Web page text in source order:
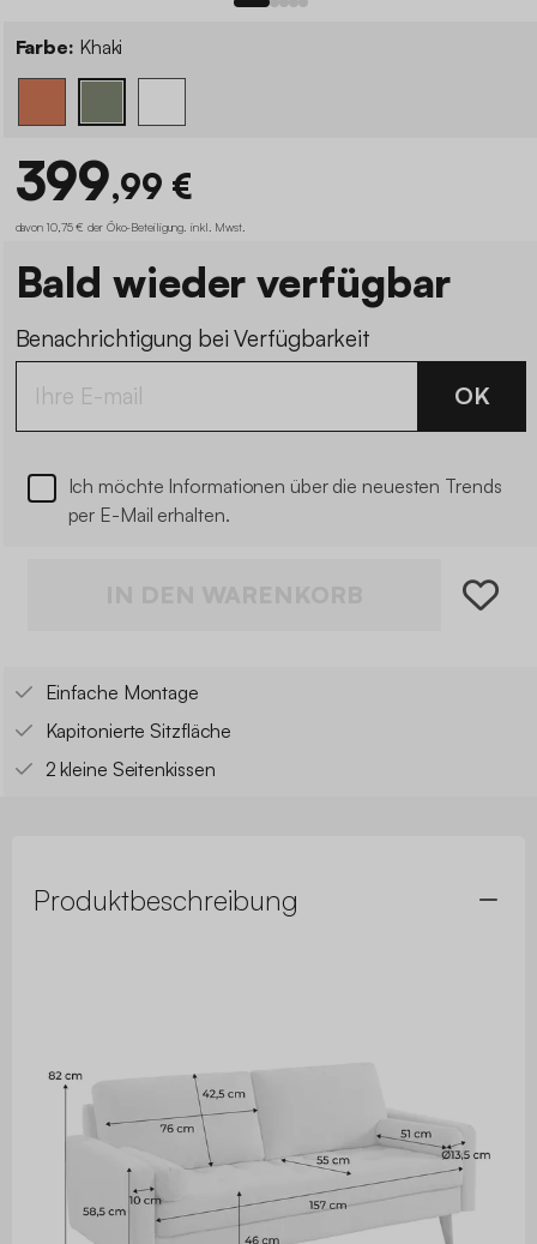
Farbe: Khaki
399,99 €
davon 10,75 € der Öko-Beteiligung inkl. Mwst.
Bald wieder verfügbar
Benachrichtigung bei Verfügbarkeit
OK
Ich möchte Informationen über die neuesten Trends
per E-Mail erhalten.
Einfache Montage
Kapitonierte Sitzfläche
2 kleine Seitenkissen
Produktbeschreibung